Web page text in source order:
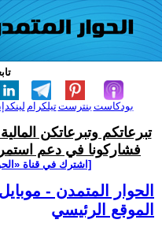
تيلكرامبنترست بودكاست
تبرعاتكم وتبرعاتكن
فشاركونا في دعم
[اشترك في قناة
الحوار المتمدن - موبايل
الموقع الرئيسي